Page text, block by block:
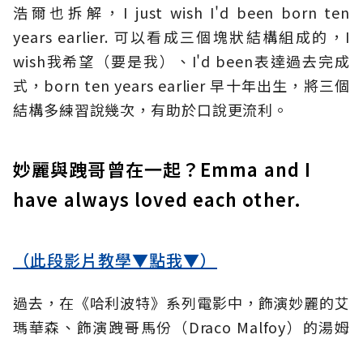
浩爾也拆解，I just wish I'd been born ten
years earlier. 可以看成三個塊狀結構組成的，I
wish我希望（要是我）、I'd been表達過去完成
式，born ten years earlier 早十年出生，將三個
結構多練習說幾次，有助於口說更流利。
妙麗與跩哥曾在一起？Emma and I
have always loved each other.
（此段影片教學▼點我▼）
過去，在《哈利波特》系列電影中，飾演妙麗的艾
瑪華森、飾演跩哥馬份（Draco Malfoy）的湯姆